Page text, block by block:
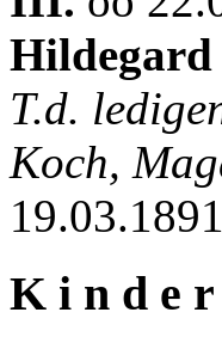
Hildegard
T.d.
Koch,
K i n d e r